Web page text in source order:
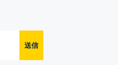
送信